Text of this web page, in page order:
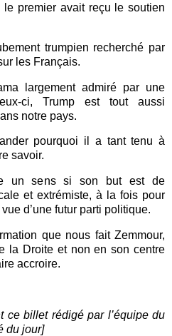
premier avait reçu le soutien
trumpien recherché par
les Français.
largement admiré par une
ci, Trump est tout aussi
notre pays.
pourquoi il a tant tenu à
savoir.
un sens si son but est de
et extrémiste, à la fois pour
d’une futur parti politique.
que nous fait Zemmour,
la Droite et non en son centre
accroire.
ce billet rédigé par l’équipe du
du jour]